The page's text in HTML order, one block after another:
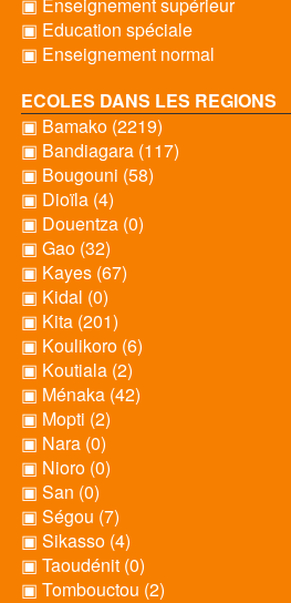
▣ Education spéciale
▣ Enseignement normal
ECOLES DANS LES REGIONS
▣ Bamako (2219)
▣ Bandiagara (117)
▣ Bougouni (58)
▣ Dioïla (4)
▣ Douentza (0)
▣ Gao (32)
▣ Kayes (67)
▣ Kidal (0)
▣ Kita (201)
▣ Koulikoro (6)
▣ Koutiala (2)
▣ Ménaka (42)
▣ Mopti (2)
▣ Nara (0)
▣ Nioro (0)
▣ San (0)
▣ Ségou (7)
▣ Sikasso (4)
▣ Taoudénit (0)
▣ Tombouctou (2)